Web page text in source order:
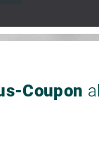
Coupon